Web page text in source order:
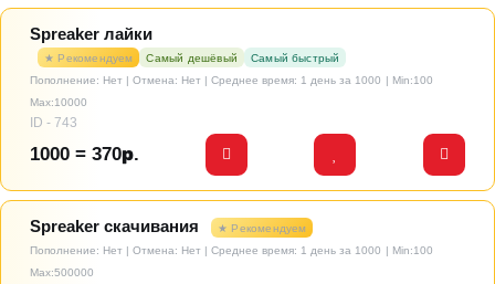
Spreaker лайки
★ Рекомендуем Самый дешёвый
Самый быстрый
Пополнение: Нет | Отмена: Нет | Среднее время: 1 день за 1000 | Min:100
Max:10000
ID - 743
1000 = 370р.
Spreaker скачивания
★ Рекомендуем
Пополнение: Нет | Отмена: Нет | Среднее время: 1 день за 1000 | Min:100
Max:500000